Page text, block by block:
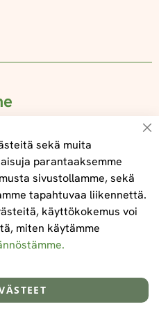
Toimitus- ja maksuehdot
sekä muita
parantaaksemme
sivustollamme, sekä
tapahtuvaa liikennettä.
käyttökokemus voi
miten käytämme